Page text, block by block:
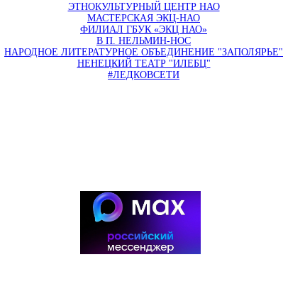
ЭТНОКУЛЬТУРНЫЙ ЦЕНТР НАО
МАСТЕРСКАЯ ЭКЦ-НАО
ФИЛИАЛ ГБУК «ЭКЦ НАО»
В П. НЕЛЬМИН-НОС
НАРОДНОЕ ЛИТЕРАТУРНОЕ ОБЪЕДИНЕНИЕ "ЗАПОЛЯРЬЕ"
НЕНЕЦКИЙ ТЕАТР "ИЛЕБЦ"
#ЛЕДКОВСЕТИ